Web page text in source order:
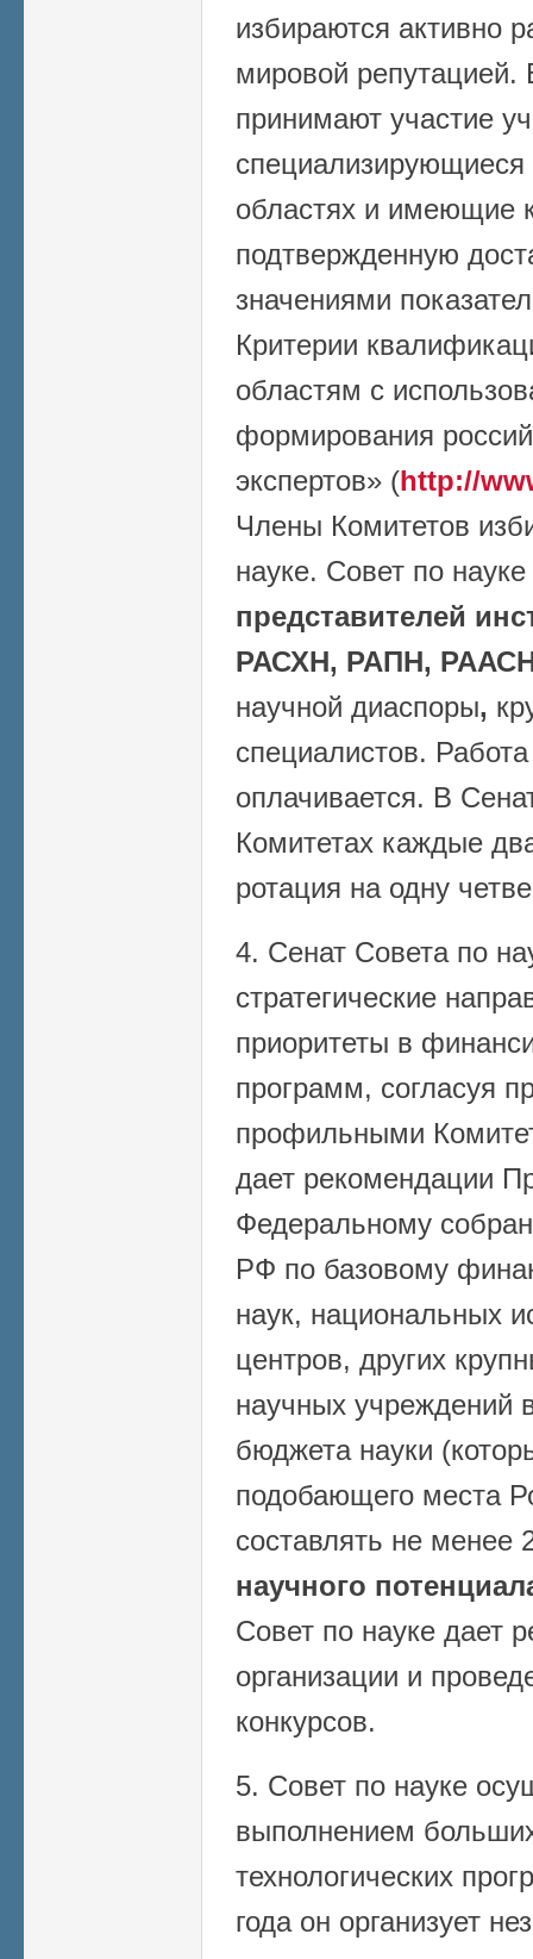
избираются активно
мировой репутацией.
принимают участие
специализирующиеся
областях и имеющие
подтвержденную
значениями
Критерии
областям с
формирования
экспертов» (http://
Члены Комитетов
науке. Совет по
представителей
РАСХН, РАПН,
научной диаспоры,
специалистов.
оплачивается. В
Комитетах каждые
ротация на одну
4. Сенат Совета по
стратегические
приоритеты в
программ, согласуя
профильными
дает рекомендации
Федеральному
РФ по базовому
наук, национальных
центров, других
научных учреждений
бюджета науки
подобающего места
составлять не менее
научного
Совет по науке дает
организации и
конкурсов.
5. Совет по науке
выполнением
технологических
года он организует